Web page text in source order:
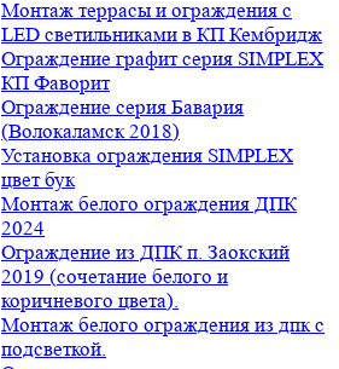
Монтаж террасы и ограждения с
LED светильниками в КП Кембридж
Ограждение графит серия SIMPLEX
КП Фаворит
Ограждение серия Бавария
(Волокаламск 2018)
Установка ограждения SIMPLEX
цвет бук
Монтаж белого ограждения ДПК
2024
Ограждение из ДПК п. Заокский
2019 (сочетание белого и
коричневого цвета).
Монтаж белого ограждения из дпк с
подсветкой.